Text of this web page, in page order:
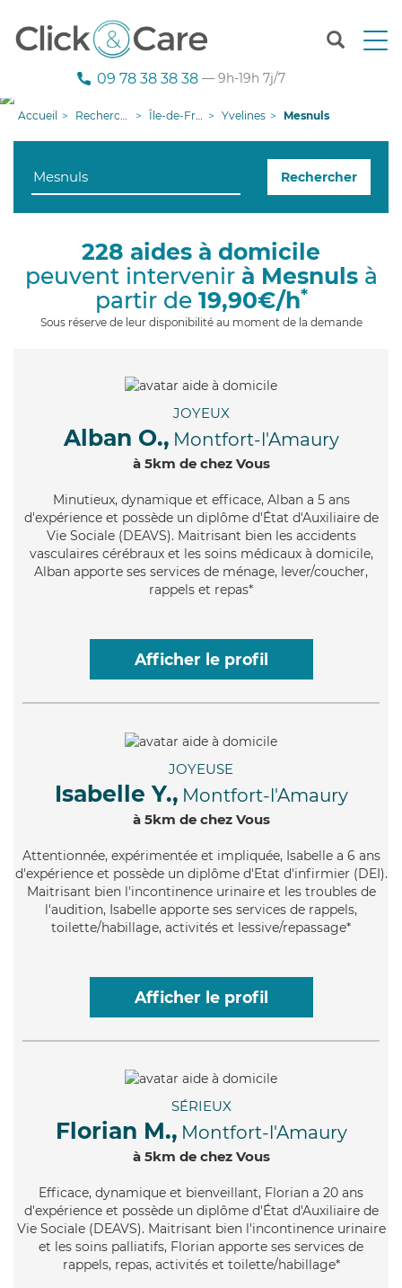
T
n
g
i
09 78 38 38 38 — 9h-19h 7j/7
Accueil Recherche aide à domicile Île-de-France Yvelines Mesnuls
Rechercher
228 aides à domicile
peuvent intervenir à Mesnulsà
partir de 19,90€/h*
Sous réserve de leur disponibilité au moment de la demande
JOYEUX
Alban O., Montfort-l'Amaury
à 5km de chez Vous
Minutieux, dynamique et efficace, Alban a 5 ans
d'expérience et possède un diplôme d'État d'Auxiliaire de
Vie Sociale (DEAVS). Maitrisant bien les accidents
vasculaires cérébraux et les soins médicaux à domicile,
Alban apporte ses services de ménage, lever/coucher,
rappels et repas*
Afficher le profil
JOYEUSE
Isabelle Y., Montfort-l'Amaury
à 5km de chez Vous
Attentionnée, expérimentée et impliquée, Isabelle a 6 ans
d'expérience et possède un diplôme d'Etat d'infirmier (DEI).
Maitrisant bien l'incontinence urinaire et les troubles de
l'audition, Isabelle apporte ses services de rappels,
toilette/habillage, activités et lessive/repassage*
Afficher le profil
SÉRIEUX
Florian M., Montfort-l'Amaury
à 5km de chez Vous
Efficace, dynamique et bienveillant, Florian a 20 ans
d'expérience et possède un diplôme d'État d'Auxiliaire de
Vie Sociale (DEAVS). Maitrisant bien l'incontinence urinaire
et les soins palliatifs, Florian apporte ses services de
rappels, repas, activités et toilette/habillage*